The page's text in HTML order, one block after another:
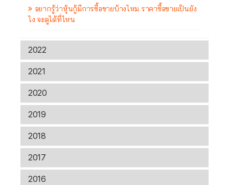
อยากรู้ว่าหุ้นกู้มีการซื้อขายบ้างไหม ราคาซื้อขายเป็นยัง
ไง จะดูได้ที่ไหน
2022
2021
2020
2019
2018
2017
2016